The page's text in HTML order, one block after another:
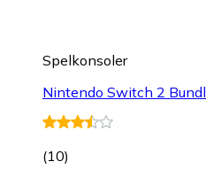
Spelkonsoler
Nintendo Switch 2
(10)